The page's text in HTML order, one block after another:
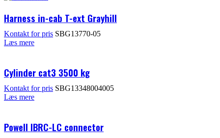
Harness in-cab T-ext Grayhill
Kontakt for pris SBG13770-05
Læs mere
Cylinder cat3 3500 kg
Kontakt for pris SBG13348004005
Læs mere
Powell IBRC-LC connector